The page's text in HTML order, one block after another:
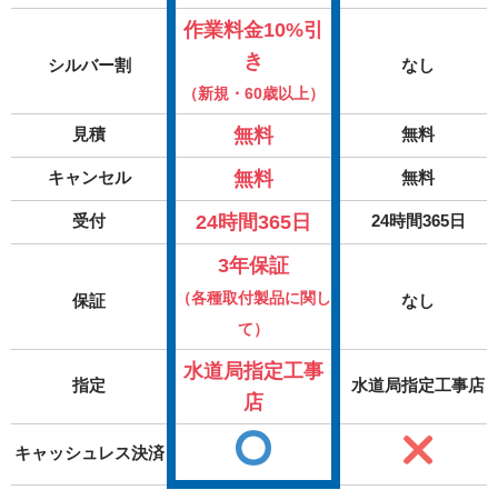
シルバー割
作業料金10%引
き
（新規・60歳以上）
なし
見積 無料 無料
キャンセル 無料 無料
受付 24時間365日 24時間365日
保証
3年保証
（各種取付製品に関し
て）
なし
指定
水道局指定工事
店
水道局指定工事店
キャッシュレス決済